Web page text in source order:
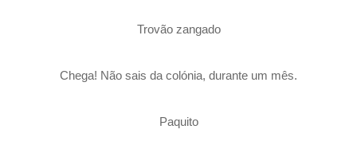
Trovão zangado
Chega! Não sais da colónia, durante um mês.
Paquito